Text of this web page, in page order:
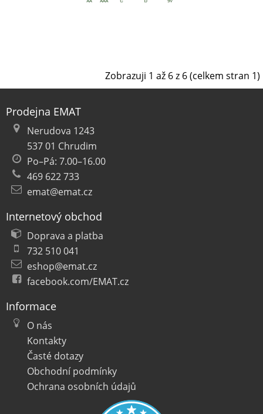
Zobrazuji 1 až 6 z 6 (celkem stran 1)
Prodejna EMAT
Nerudova 1243
537 01 Chrudim
Po–Pá: 7.00–16.00
469 622 733
emat@emat.cz
Internetový obchod
Doprava a platba
732 510 041
eshop@emat.cz
facebook.com/EMAT.cz
Informace
O nás
Kontakty
Časté dotazy
Obchodní podmínky
Ochrana osobních údajů